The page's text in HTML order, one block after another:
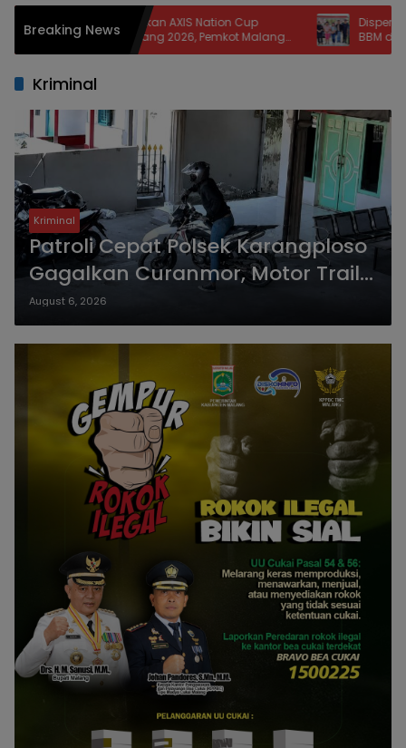
Breaking News
AXIS Nation Cup
2026, Pemkot Malang
Bibit Atlet dan Dongkrak
Disperindag Nisel Ungkap Akar
BBM dan LPG: Jalan Rusak,
Berkurang, Jaringan Terganggu
Kriminal
Kriminal
Patroli Cepat Polsek Karangploso
Gagalkan Curanmor, Motor Trail
Korban Kembali dalam Hitungan
Jam
August 6, 2026